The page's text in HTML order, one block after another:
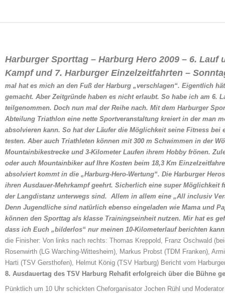
Harburger Sporttag – Harburg Hero 2009 – 6. Lauf
Kampf und 7. Harburger Einzelzeitfahrten –
mal hat es mich an den Fuß der Harburg „verschlagen“. Eigentlich
gemacht. Aber Zeitgründe haben es nicht erlaubt. So habe ich am 6.
teilgenommen. Doch nun mal der Reihe nach. Mit dem Harburger
Abteilung Triathlon eine nette Sportveranstaltung kreiert in der man
absolvieren kann. So hat der Läufer die Möglichkeit seine Fitness bei
testen. Aber auch Triathleten können mit 300 m Schwimmen in der
Mountainbikestrecke und 3-Kilometer Laufen ihrem Hobby frönen.
oder auch Mountainbiker auf Ihre Kosten beim 18,3 Km
absolviert kommt in die „Harburg-Hero-Wertung“. Die Harburger
ihren Ausdauer-Mehrkampf geehrt. Sicherlich eine super Möglichkeit
der Langdistanz unterwegs sind. Allem in allem eine „All inclusiv
Denn Jugendliche sind natürlich ebenso eingeladen wie Mama und
können den Sporttag als klasse Trainingseinheit nutzen. Mir hat es
dass ich Euch „bilderlos“ nur meinen 10-Kilometerlauf berichten
die Finisher: Von links nach rechts: Thomas Kreppold, Franz Oschwald
Rosenwirth (LG Warching-Wittesheim), Markus Probst (TDM Franken),
Harti (TSV Gersthofen), Helmut König (TSV Harburg) Bericht vom
8. Ausdauertag des TSV Harburg Rehafit erfolgreich über die Bühne
Pünktlich um 10 Uhr schickten Cheforganisator Jochen Rühl und